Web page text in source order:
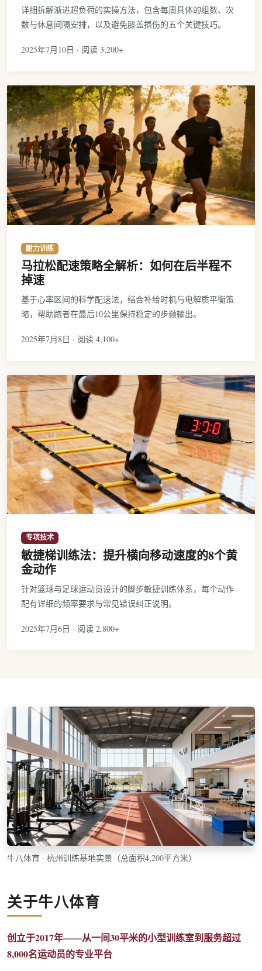
详细拆解渐进超负荷的实操方法，包含每周具体的组数、次
数与休息间隔安排，以及避免膝盖损伤的五个关键技巧。
2025年7月10日 · 阅读 3,200+
耐力训练
马拉松配速策略全解析：如何在后半程不
掉速
基于心率区间的科学配速法，结合补给时机与电解质平衡策
略，帮助跑者在最后10公里保持稳定的步频输出。
2025年7月8日 · 阅读 4,100+
专项技术
敏捷梯训练法：提升横向移动速度的8个黄
金动作
针对篮球与足球运动员设计的脚步敏捷训练体系，每个动作
配有详细的频率要求与常见错误纠正说明。
2025年7月6日 · 阅读 2,800+
牛八体育 · 杭州训练基地实景（总面积4,200平方米）
关于牛八体育
创立于2017年——从一间30平米的小型训练室到服务超过
8,000名运动员的专业平台